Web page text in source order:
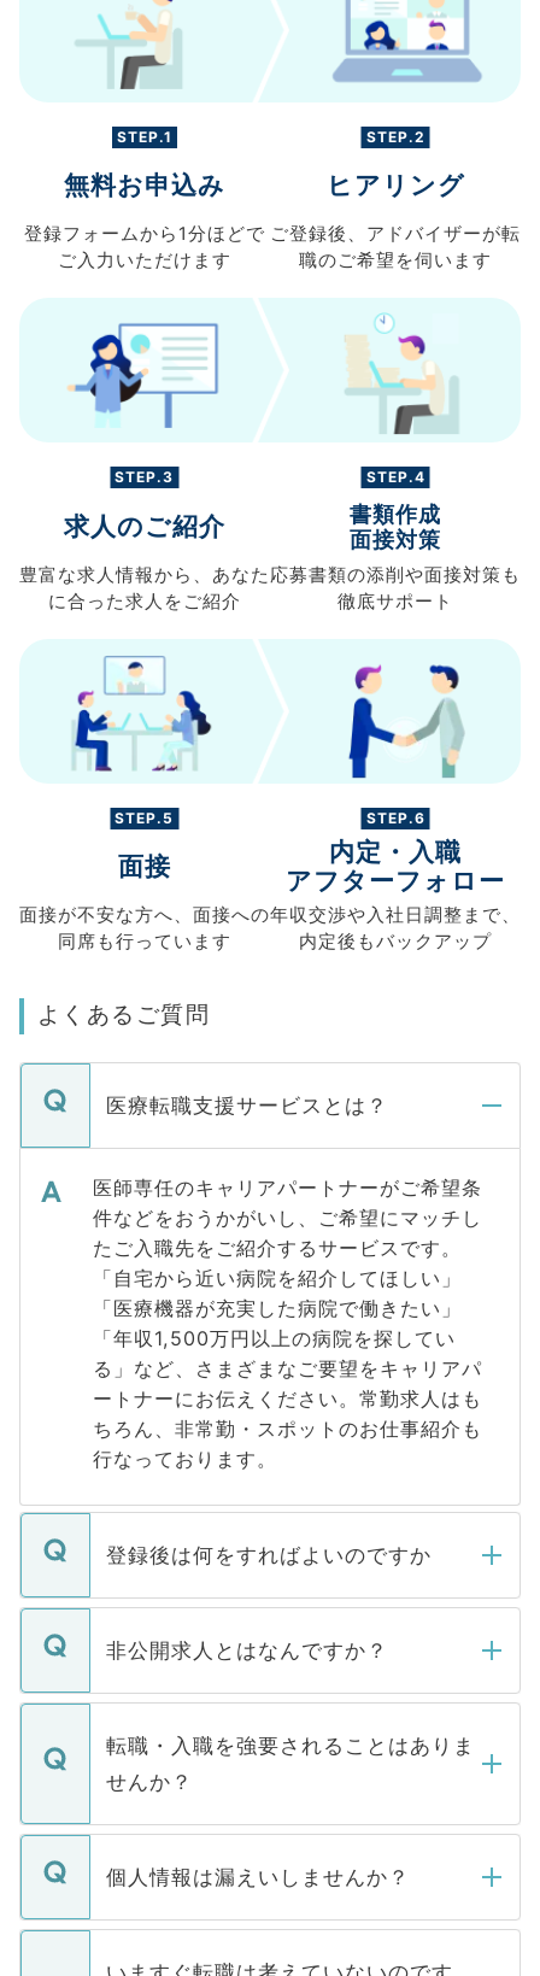
STEP.1
無料お申込み
登録フォームから 1分ほどで
ご入力 いただけます
STEP.2
ヒアリング
ご登録後、 アドバイザーが転
職のご希望を伺います
STEP.3
求人のご紹介
豊富な求人情報から、 あなた
に合った求人を ご紹介
STEP.4
書類作成
面接対策
応募書類の添削や面接対策も
徹底サポート
STEP.5
面接
面接が不安な方へ、 面接への
同席も行っています
STEP.6
内定・入職
アフターフォロー
年収交渉や入社日調整まで、
内定後もバックアップ
よくあるご質問
医療転職支援サービスとは？
医師専任のキャリアパートナーがご希望条
件などをおうかがいし、ご希望にマッチし
たご入職先をご紹介するサービスです。
「自宅から近い病院を紹介してほしい」
「医療機器が充実した病院で働きたい」
「年収1,500万円以上の病院を探してい
る」など、さまざまなご要望をキャリアパ
ートナーにお伝えください。常勤求人はも
ちろん、非常勤・スポットのお仕事紹介も
行なっております。
登録後は何をすればよいのですか
ご登録いただきましたら、弊社担当者がご
登録内容を確認し、その後メールもしくは
ます。通常、5営業日以内にはご連絡をせて
いただきますので、しばらくお待ちくださ
非公開求人とはなんですか？
マイナビDOCTORで取り扱っている求人の
うち約3割は、Webサイトからご覧いただ
けない「非公開求人」です。非公開求人は
下記の理由によって、一般には公開してい
ません。
■応募殺到を避けるため 人気のある医療機
関を公にしてしまうと、応募が殺到する場
転職・入職を強要されることはありま
せんか？
転職・入職を強要することは一切ありませ
ん。また、仮に応募先から内定をいただい
定を承諾する必要はありません。内定先へ
の辞退の連絡はキャリアパートナーが行い
個人情報は漏えいしませんか？
個人情報が漏えいすることはありませんの
で、ご安心ください。当サイトからの登録